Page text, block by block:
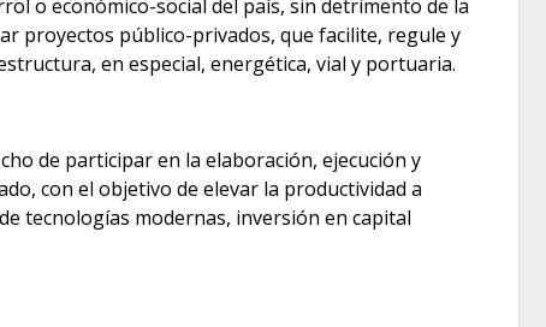
o económico-social del país, sin detrimento de la
proyectos público-privados, que facilite, regule y
en especial, energética, vial y portuaria.
de participar en la elaboración, ejecución y
con el objetivo de elevar la productividad a
tecnologías modernas, inversión en capital